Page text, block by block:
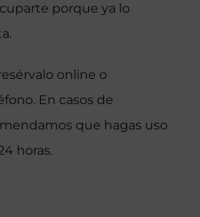
porque ya lo
online o
En casos de
que hagas uso
horas.